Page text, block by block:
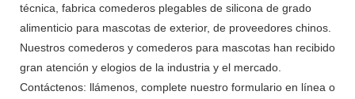
técnica, fabrica comederos plegables de silicona de grado
alimenticio para mascotas de exterior, de proveedores chinos.
Nuestros comederos y comederos para mascotas han recibido
gran atención y elogios de la industria y el mercado.
Contáctenos: llámenos, complete nuestro formulario en línea o